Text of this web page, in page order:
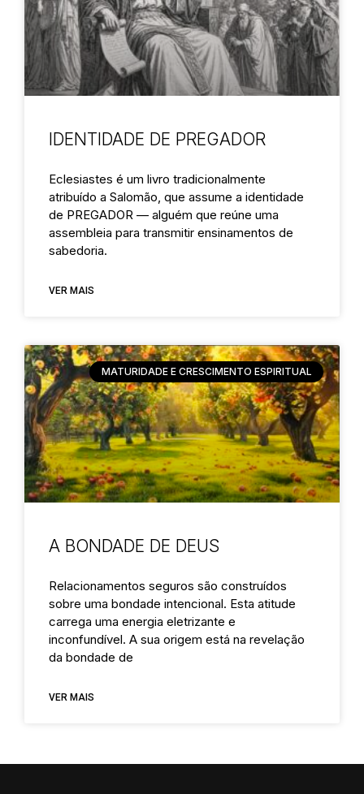
IDENTIDADE DE PREGADOR
Eclesiastes é um livro tradicionalmente
atribuído a Salomão, que assume a identidade
de PREGADOR — alguém que reúne uma
assembleia para transmitir ensinamentos de
sabedoria.
VER MAIS
MATURIDADE E CRESCIMENTO ESPIRITUAL
A BONDADE DE DEUS
Relacionamentos seguros são construídos
sobre uma bondade intencional. Esta atitude
carrega uma energia eletrizante e
inconfundível. A sua origem está na revelação
da bondade de
VER MAIS